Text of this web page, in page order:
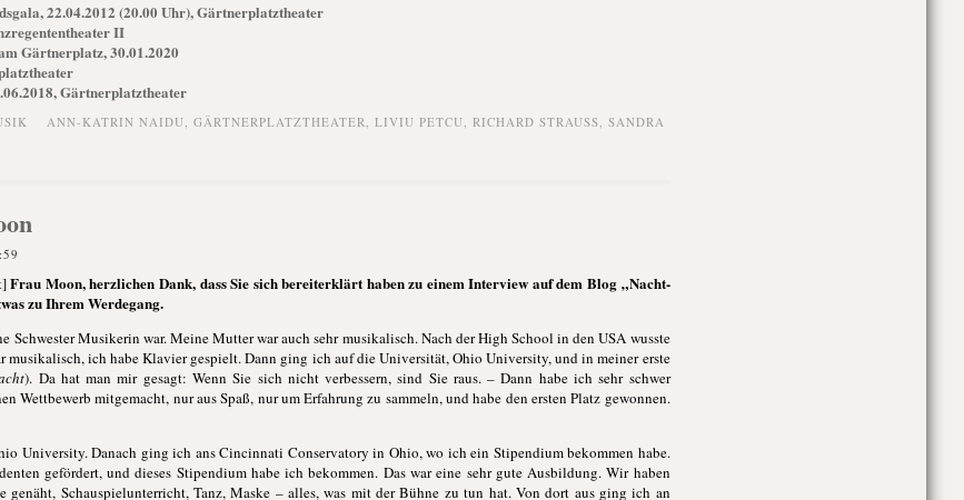
22.04.2012 (20.00 Uhr), Gärtnerplatztheater
II
Gärtnerplatz, 30.01.2020
Gärtnerplatztheater
ANN-KATRIN NAIDU, GÄRTNERPLATZTHEATER, LIVIU PETCU, RICHARD STRAUSS, SANDRA
Frau Moon, herzlichen Dank, dass Sie sich bereiterklärt haben zu einem Interview auf dem Blog „Nacht-
zu Ihrem Werdegang.
Musikerin war. Meine Mutter war auch sehr musikalisch. Nach der High School in den USA wusste
musikalisch, ich habe Klavier gespielt. Dann ging ich auf die Universität, Ohio University, und in meiner erste
). Da hat man mir gesagt: Wenn Sie sich nicht verbessern, sind Sie raus. – Dann habe ich sehr schwer
Wettbewerb mitgemacht, nur aus Spaß, nur um Erfahrung zu sammeln, und habe den ersten Platz gewonnen.
University. Danach ging ich ans Cincinnati Conservatory in Ohio, wo ich ein Stipendium bekommen habe.
gefördert, und dieses Stipendium habe ich bekommen. Das war eine sehr gute Ausbildung. Wir haben
genäht, Schauspielunterricht, Tanz, Maske – alles, was mit der Bühne zu tun hat. Von dort aus ging ich an